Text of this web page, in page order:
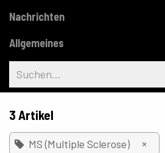
Nachrichten
Allgemeines
3 Artikel
MS (Multiple Sclerose) ×